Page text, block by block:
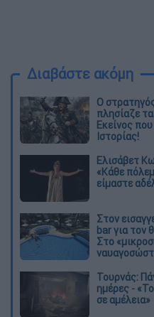
Διαβάστε ακόμη
O
πλησίαζε
Εκείνος
Ιστορίας!
Ελισάβετ
«Κάθε
είμαστε
Στον
bar για τον
Στο
Τουρνάς:
ημέρες -
σε αμέλεια»